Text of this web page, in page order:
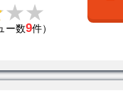
ー数9件）